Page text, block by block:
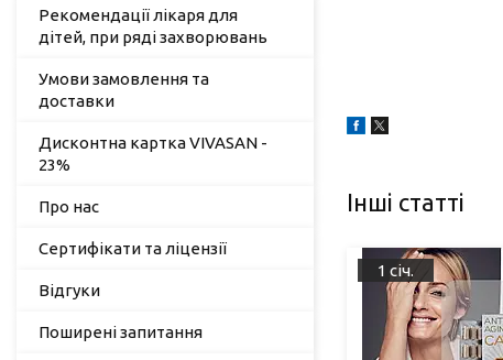
Інші статті
1 січ.
Рекомендації лікаря для
дітей, при ряді захворювань
Умови замовлення та
доставки
Дисконтна картка VIVASAN -
23%
Про нас
Сертифікати та ліцензії
Відгуки
Поширені запитання